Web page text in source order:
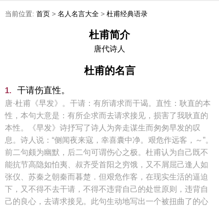
当前位置: 首页 > 名人名言大全 > 杜甫经典语录
杜甫简介
唐代诗人
杜甫的名言
1. 干请伤直性。
唐·杜甫《早发》。干请：有所请求而干谒。直性：耿直的本
性，本句大意是：有所企求而去请求接见，损害了我耿直的
本性。《早发》诗抒写了诗人为奔走谋生而匆匆早发的叹
息。诗人说：“侧闻夜来寇，幸喜囊中净。艰危作远客，～”。
前二句颇为幽默，后二句可谓伤心之极。杜甫认为自己既不
能抗节高隐如怕夷、叔齐受首阳之穷饿，又不屑屈己逢人如
张仪、苏秦之朝秦而暮楚．但艰危作客，在现实生活的逼迫
下，又不得不去干请，不得不违背自己的处世原则，违背自
己的良心，去请求接见。此句生动地写出一个被扭曲了的心